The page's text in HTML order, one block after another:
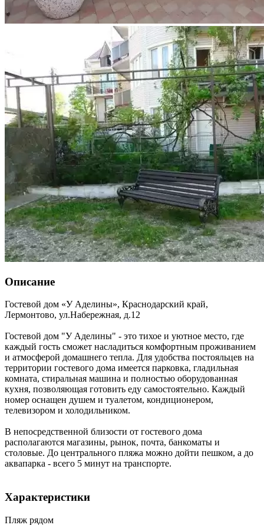
Описание
Гостевой дом «У Аделины», Краснодарский край,
Лермонтово, ул.Набережная, д.12
Гостевой дом "У Аделины" - это тихое и уютное место, где
каждый гость сможет насладиться комфортным проживанием
и атмосферой домашнего тепла. Для удобства постояльцев на
территории гостевого дома имеется парковка, гладильная
комната, стиральная машина и полностью оборудованная
кухня, позволяющая готовить еду самостоятельно. Каждый
номер оснащен душем и туалетом, кондиционером,
телевизором и холодильником.
В непосредственной близости от гостевого дома
располагаются магазины, рынок, почта, банкоматы и
столовые. До центрального пляжа можно дойти пешком, а до
аквапарка - всего 5 минут на транспорте.
Характеристики
Пляж рядом